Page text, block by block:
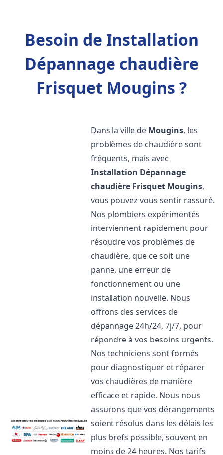
Besoin de Installation
Dépannage chaudière
Frisquet Mougins ?
Dans la ville de Mougins, les
problèmes de chaudière sont
fréquents, mais avec
Installation Dépannage
chaudière Frisquet Mougins,
vous pouvez vous sentir rassuré.
Nos plombiers expérimentés
interviennent rapidement pour
résoudre vos problèmes de
chaudière, que ce soit une
panne, une erreur de
fonctionnement ou une
installation nouvelle. Nous
offrons des services de
dépannage 24h/24, 7j/7, pour
répondre à vos besoins urgents.
Nos techniciens sont formés
pour diagnostiquer et réparer
vos chaudières de manière
efficace et rapide. Nous nous
assurons que vos dérangements
soient résolus dans les délais les
plus brefs possible, souvent en
moins de 24 heures. Nos tarifs